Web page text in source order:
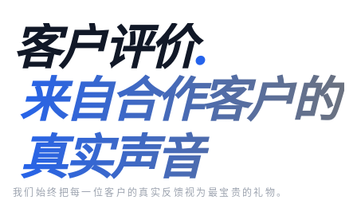
客户评价.
来自合作客户的
真实声音
我们始终把每一位客户的真实反馈视为最宝贵的礼物。